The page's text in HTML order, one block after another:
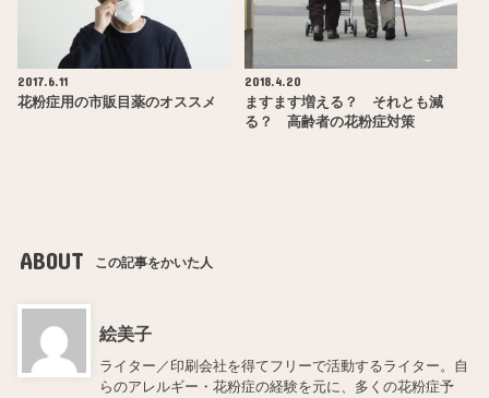
2017.6.11
花粉症用の市販目薬のオススメ
2018.4.20
ますます増える？ それとも減
る？ 高齢者の花粉症対策
ABOUT この記事をかいた人
絵美子
ライター／印刷会社を得てフリーで活動するライター。自
らのアレルギー・花粉症の経験を元に、多くの花粉症予